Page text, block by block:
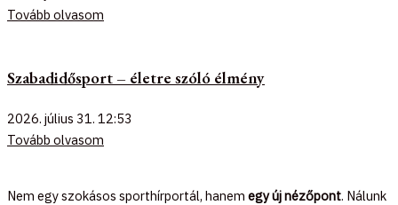
Tovább olvasom
Szabadidősport – életre szóló élmény
2026. július 31. 12:53
Tovább olvasom
Nem egy szokásos sporthírportál, hanem egy új nézőpont. Nálunk